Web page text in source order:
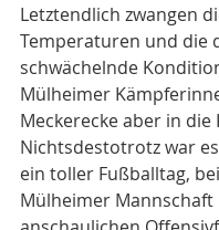
Letztendlich zwangen
Temperaturen und die
schwächelnde
Mülheimer
Meckerecke aber in die
Nichtsdestotrotz war
ein toller Fußballtag,
Mülheimer Mannschaft